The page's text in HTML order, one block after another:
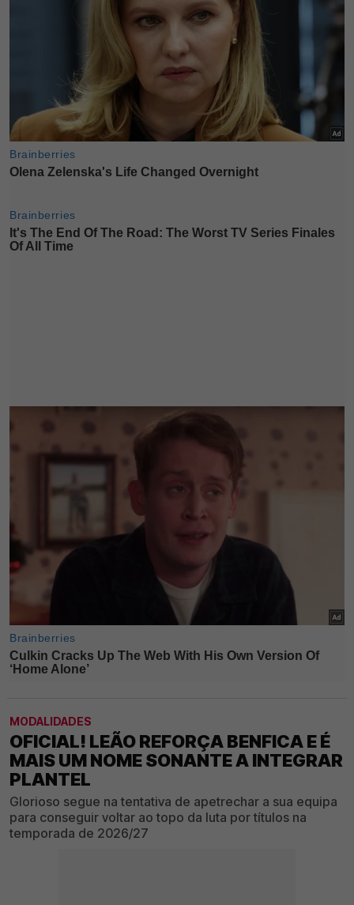
MODALIDADES
OFICIAL! LEÃO REFORÇA BENFICA E É
MAIS UM NOME SONANTE A INTEGRAR
PLANTEL
Glorioso segue na tentativa de apetrechar a sua equipa
para conseguir voltar ao topo da luta por títulos na
temporada de 2026/27